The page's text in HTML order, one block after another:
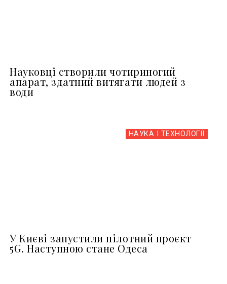
Науковці створили чотириногий
апарат, здатний витягати людей з
води
НАУКА І ТЕХНОЛОГІЇ
У Києві запустили пілотний проєкт
5G. Наступною стане Одеса